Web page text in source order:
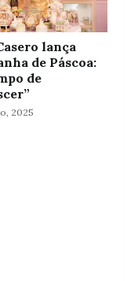
lança
de Páscoa:
de
2025